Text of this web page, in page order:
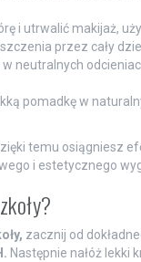
i utrwalić makijaż,
przez cały
neutralnych
pomadkę w
temu osiągniesz
i estetycznego
zacznij od
Następnie nałóż lekki